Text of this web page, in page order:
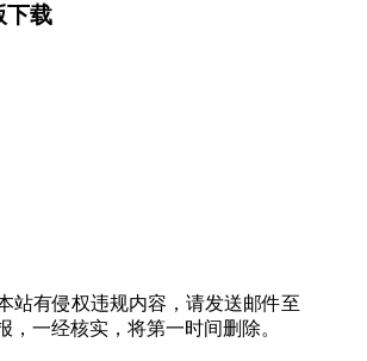
下载
站有侵权违规内容，请发送邮件至
，一经核实，将第一时间删除。